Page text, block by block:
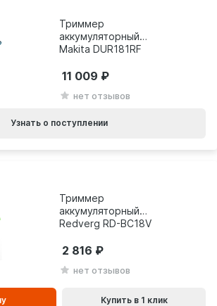
Триммер
аккумуляторный
Makita DUR181RF
нет отзывов
11 009
Узнать о поступлении
Триммер
аккумуляторный
Redverg RD-BC18V
нет отзывов
2 816
Купить в 1 клик